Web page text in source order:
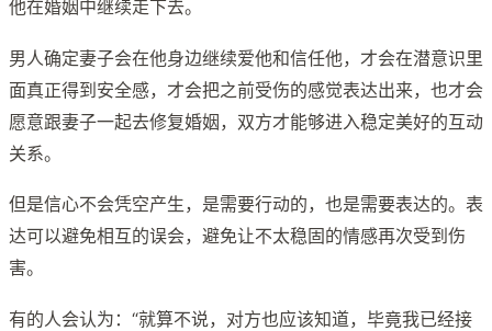
他在婚姻中继续走下去。
男人确定妻子会在他身边继续爱他和信任他，才会在潜意识里
面真正得到安全感，才会把之前受伤的感觉表达出来，也才会
愿意跟妻子一起去修复婚姻，双方才能够进入稳定美好的互动
关系。
但是信心不会凭空产生，是需要行动的，也是需要表达的。表
达可以避免相互的误会，避免让不太稳固的情感再次受到伤
害。
有的人会认为：“就算不说，对方也应该知道，毕竟我已经接